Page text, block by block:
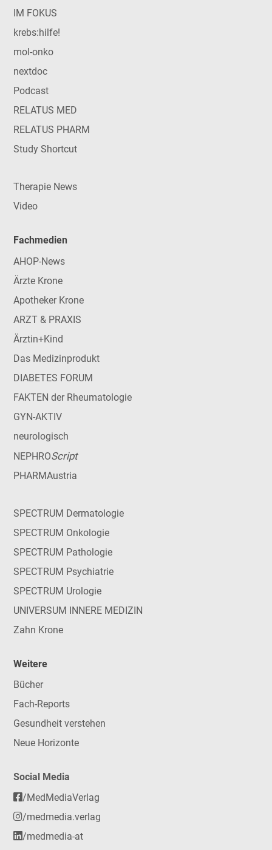
IM FOKUS
krebs:hilfe!
mol-onko
nextdoc
Podcast
RELATUS MED
RELATUS PHARM
Study Shortcut
Therapie News
Video
Fachmedien
AHOP-News
Ärzte Krone
Apotheker Krone
ARZT & PRAXIS
Ärztin+Kind
Das Medizinprodukt
DIABETES FORUM
FAKTEN der Rheumatologie
GYN-AKTIV
neurologisch
NEPHROScript
PHARMAustria
SPECTRUM Dermatologie
SPECTRUM Onkologie
SPECTRUM Pathologie
SPECTRUM Psychiatrie
SPECTRUM Urologie
UNIVERSUM INNERE MEDIZIN
Zahn Krone
Weitere
Bücher
Fach-Reports
Gesundheit verstehen
Neue Horizonte
Social Media
/MedMediaVerlag
/medmedia.verlag
/medmedia-at